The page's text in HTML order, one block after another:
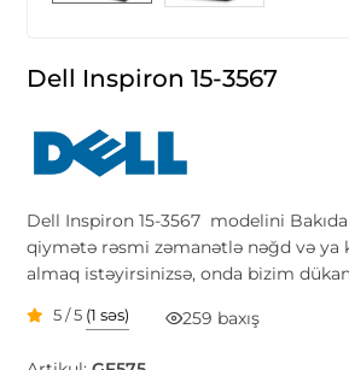
Dell Inspiron 15-3567
Dell Inspiron 15-3567 modelini
qiymətə rəsmi zəmanətlə nəğd və ya
almaq istəyirsinizsə, onda bizim
5 / 5 (1 səs) 259 baxış